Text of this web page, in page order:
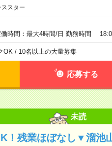
スター
働時間：最大4時間/日 勤務時間
OK / 10名以上の大量募集
応募する
未読
！残業ほぼなし▼溜池